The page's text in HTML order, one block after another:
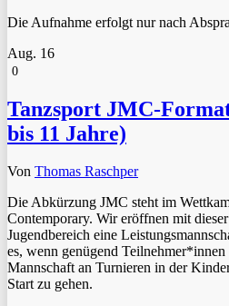
Die Aufnahme erfolgt nur nach
Aug. 16
0
Tanzsport JMC-
bis 11 Jahre)
Von Thomas Raschper
Die Abkürzung JMC steht im
Contemporary. Wir eröffnen mit
Jugendbereich eine
es, wenn genügend
Mannschaft an Turnieren in der
Start zu gehen.